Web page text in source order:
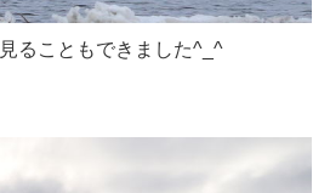
ることもできました^_^